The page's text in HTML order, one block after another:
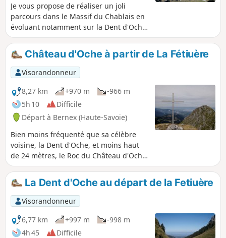
Je vous propose de réaliser un joli
parcours dans le Massif du Chablais en
évoluant notamment sur la Dent d'Oche.
Quasiment tout le long, de jolis points
de vues sont à contempler (bassin du
Léman, Chablais, Massif du Mont Blanc,
et plus).Attention : des difficultés sont à
rencontrer aux alentours de la Dent
d'Oche sur une succession de
cheminements équipés de chaînes et le
tout avec quelques passages exposés (à
lire ci-dessous le descriptif).
Château d'Oche à partir de La Fétiuère
Visorandonneur
8,27 km
+970 m
-966 m
5h 10
Difficile
Départ à Bernex (Haute-Savoie)
Bien moins fréquenté que sa célèbre
voisine, la Dent d'Oche, et moins haut
de 24 mètres, le Roc du Château d'Oche
n'en offre pas moins un panorama
majestueux, à la fois sur le Léman et les
Alpes du Nord. Jusqu'aux Chalets
d'Oche, l'itinéraire est le même que
celui de la Dent d'Oche et, à partir de
ces chalets, la montée s'effectue dans
un cadre plus sauvage.
La Dent d'Oche au départ de la Fetiuère
Visorandonneur
6,77 km
+997 m
-998 m
4h 45
Difficile